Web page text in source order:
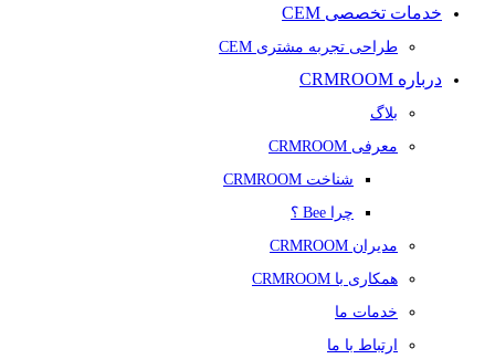
خدمات تخصصی CEM
طراحی تجربه مشتری CEM
درباره CRMROOM
بلاگ
معرفی CRMROOM
شناخت CRMROOM
چرا Bee ؟
مدیران CRMROOM
همکاری با CRMROOM
خدمات ما
ارتباط با ما